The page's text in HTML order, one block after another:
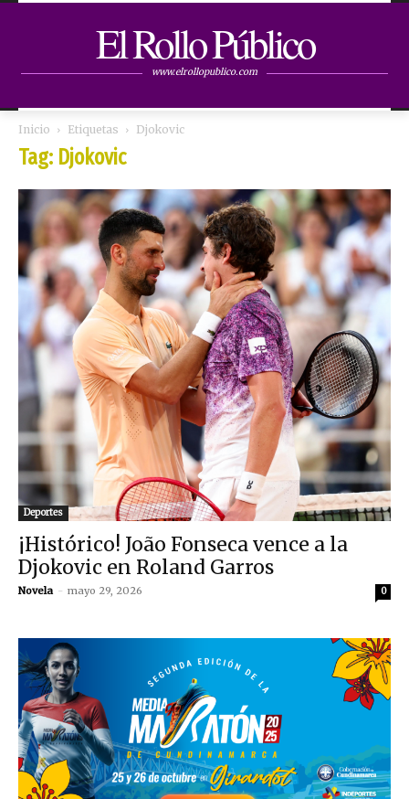
El Rollo Público
www.elrollopublico.com
Inicio Etiquetas Djokovic
Tag: Djokovic
Deportes
¡Histórico! João Fonseca vence a la
Djokovic en Roland Garros
Novela - mayo 29, 2026 0